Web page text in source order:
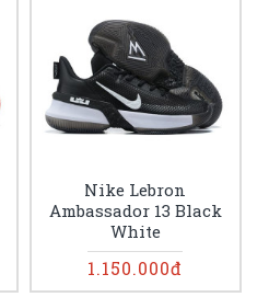
Nike Lebron
Ambassador 13 Black
White
1.150.000đ